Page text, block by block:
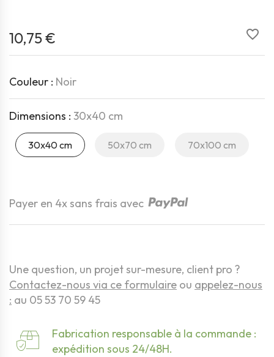
favorite_border
10,75 €
Couleur : Noir
Dimensions : 30x40 cm
30x40 cm 50x70 cm 70x100 cm
Payer en 4x sans frais avec
Une question, un projet sur-mesure, client pro ?
Contactez-nous via ce formulaire ou appelez-nous
: au 05 53 70 59 45
Fabrication responsable à la commande :
expédition sous 24/48H.